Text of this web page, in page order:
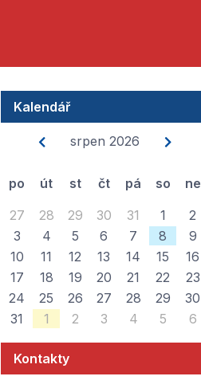
Kalendář
srpen 2026
po út st čt pá so
ne
27
28 29 30 31 1
2
3
4 5 6 7 8
9
10
11 12 13 14 15
16
17
18 19 20 21 22
23
24
25 26 27 28 29
30
31
1 2 3 4 5 6
Kontakty